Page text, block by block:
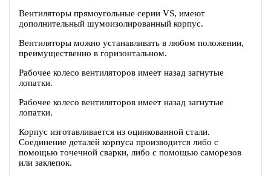
Вентиляторы прямоугольные серии VS, имеют
дополнительный шумоизолированный корпус.
Вентиляторы можно устанавливать в любом положении,
преимущественно в горизонтальном.
Рабочее колесо вентиляторов имеет назад загнутые
лопатки.
Рабочее колесо вентиляторов имеет назад загнутые
лопатки.
Корпус изготавливается из оцинкованной стали.
Соединение деталей корпуса производится либо с
помощью точечной сварки, либо с помощью саморезов
или заклепок.